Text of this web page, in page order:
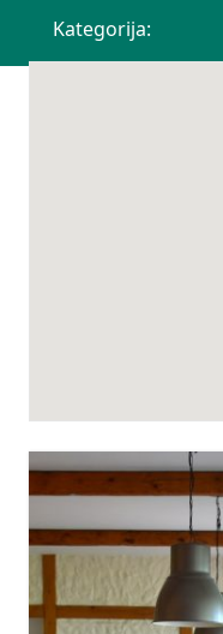
Kategorija: